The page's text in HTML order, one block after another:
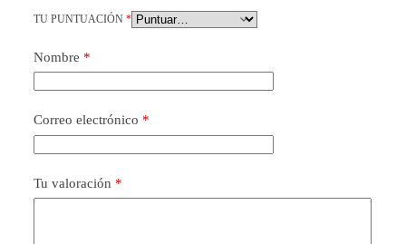
TU PUNTUACIÓN *
Nombre *
Correo electrónico *
Tu valoración *